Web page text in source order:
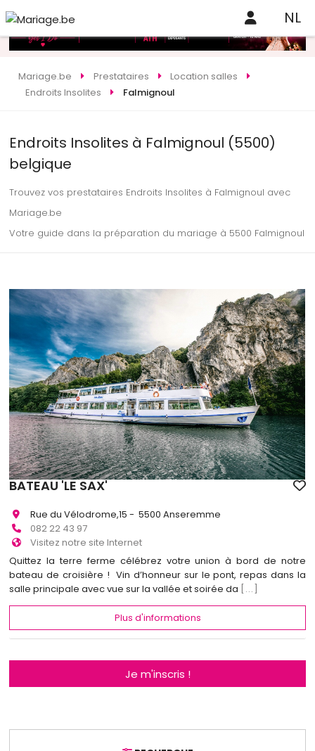
NL
Mariage.be Prestataires
Location salles
Endroits Insolites
Falmignoul
Endroits Insolites à Falmignoul (5500)
belgique
Trouvez vos prestataires Endroits Insolites à Falmignoul avec
Mariage.be
Votre guide dans la préparation du mariage à 5500 Falmignoul
BATEAU 'LE SAX'
Rue du Vélodrome,15 - 5500 Anseremme
082 22 43 97
Visitez notre site Internet
Quittez la terre ferme célébrez votre union à bord de notre
bateau de croisière ! Vin d’honneur sur le pont, repas dans la
salle principale avec vue sur la vallée et soirée da
[...]
Plus d'informations
Je m'inscris !